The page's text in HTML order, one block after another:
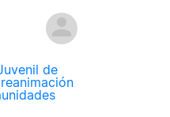
de